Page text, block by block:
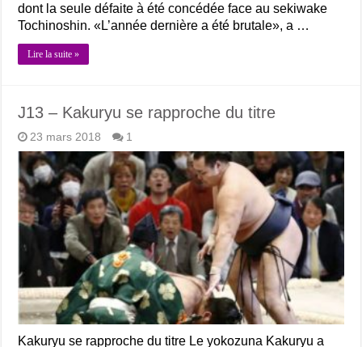
dont la seule défaite à été concédée face au sekiwake
Tochinoshin. «L’année dernière a été brutale», a …
Lire la suite »
J13 – Kakuryu se rapproche du titre
23 mars 2018 1
Kakuryu se rapproche du titre Le yokozuna Kakuryu a